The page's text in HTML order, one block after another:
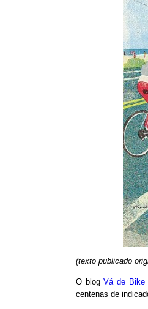
(texto publicado
O blogVá de Bike
centenas de